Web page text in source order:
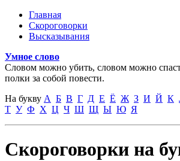
Перейти к основному содержанию
Главное меню
Главная
Скороговорки
Высказывания
Умное слово
Словом можно убить, словом можно
полки за собой повести.
На букву А Б В Г Д Е Ё Ж З И Й К
Т У Ф Х Ц Ч Ш Щ Ы Ю Я
Скороговорки на